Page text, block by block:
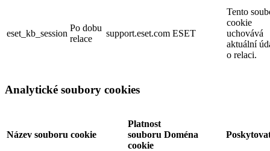
eset_kb_session
Po dobu
relace
support.eset.com ESET
Tento
cookie
uchovává
aktuální
o relaci.
Analytické soubory cookies
Název souboru cookie
Platnost
souboru
cookie
Doména